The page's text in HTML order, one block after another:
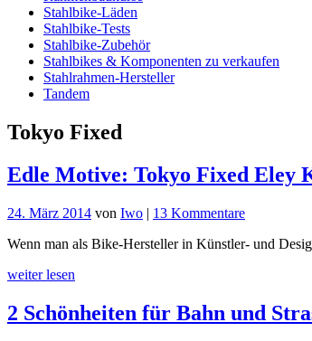
Stahlbike-Läden
Stahlbike-Tests
Stahlbike-Zubehör
Stahlbikes & Komponenten zu verkaufen
Stahlrahmen-Hersteller
Tandem
Tokyo Fixed
Edle Motive: Tokyo Fixed Eley
24. März 2014 von Iwo | 13 Kommentarezu
Motive:
Kishimoto
Dream
Wenn man als Bike-Hersteller in Künstler- und
weiter lesen
2 Schönheiten für Bahn und